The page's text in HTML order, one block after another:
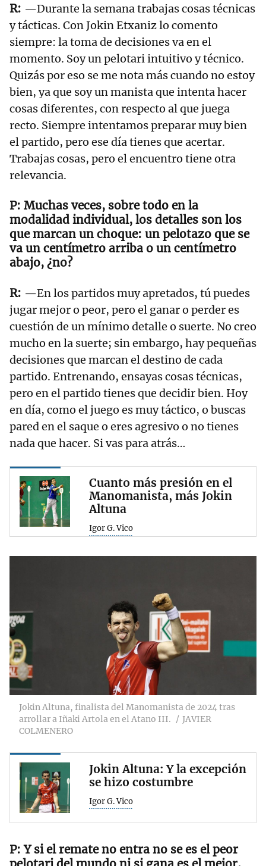
—Durante la semana trabajas cosas técnicas
y tácticas. Con Jokin Etxaniz lo comento
siempre: la toma de decisiones va en el
momento. Soy un pelotari intuitivo y técnico.
Quizás por eso se me nota más cuando no estoy
bien, ya que soy un manista que intenta hacer
cosas diferentes, con respecto al que juega
recto. Siempre intentamos preparar muy bien
el partido, pero ese día tienes que acertar.
Trabajas cosas, pero el encuentro tiene otra
relevancia.
Muchas veces, sobre todo en la
modalidad individual, los detalles son los
que marcan un choque: un pelotazo que se
va un centímetro arriba o un centímetro
abajo, ¿no?
—En los partidos muy apretados, tú puedes
jugar mejor o peor, pero el ganar o perder es
cuestión de un mínimo detalle o suerte. No creo
mucho en la suerte; sin embargo, hay pequeñas
decisiones que marcan el destino de cada
partido. Entrenando, ensayas cosas técnicas,
pero en el partido tienes que decidir bien. Hoy
en día, como el juego es muy táctico, o buscas
pared en el saque o eres agresivo o no tienes
nada que hacer. Si vas para atrás…
Cuanto más presión en el
Manomanista, más Jokin
Altuna
Igor G. Vico
Jokin Altuna, finalista del Manomanista de 2024 tras
arrollar a Iñaki Artola en el Atano III.
JAVIER
COLMENERO
Jokin Altuna: Y la excepción
se hizo costumbre
Igor G. Vico
Y si el remate no entra no se es el peor